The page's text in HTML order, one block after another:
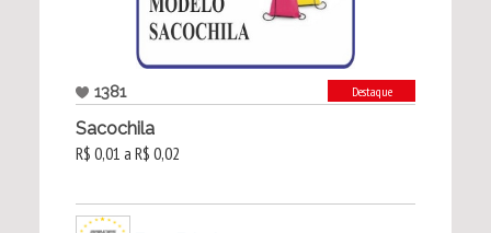
1381 Destaque
Sacochila
R$ 0,01 a R$ 0,02